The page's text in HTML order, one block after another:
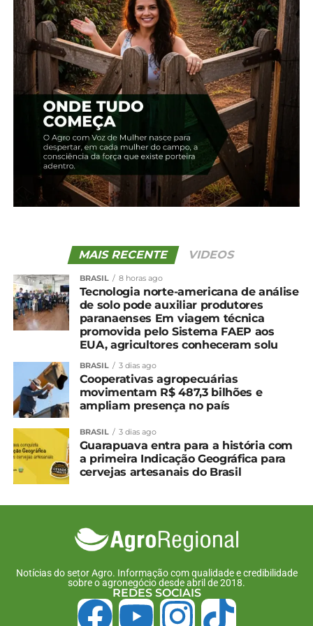
Relacionado
Colheita do trigo começa
a ganhar ritmo no PR,
mas qualidade preocupa
3 de setembro, 2024
Em "Paraná"
Trigo: Negócios seguem
lentos nesta entressafra
23 de abril, 2024
Em "Brasil"
TRIGO: NEGÓCIOS
SEGUEM LENTOS NO
SPOT NACIONAL
16 de janeiro, 2024
Em "Brasil"
TÓPICOS RELACIONADOS:
fertilizantes
NÃO PERCA
Feijão: Em recuperação, preços são os
maiores em 9 meses
MAIS RECENTE VIDEOS
BRASIL 8 horas ago
Tecnologia norte-americana de análise
de solo pode auxiliar produtores
paranaenses Em viagem técnica
promovida pelo Sistema FAEP aos
EUA, agricultores conheceram solu
BRASIL 3 dias ago
Cooperativas agropecuárias
movimentam R$ 487,3 bilhões e
ampliam presença no país
BRASIL 3 dias ago
Guarapuava entra para a história com
a primeira Indicação Geográfica para
cervejas artesanais do Brasil
Notícias do setor Agro. Informação com qualidade e credibilidade
sobre o agronegócio desde abril de 2018.
REDES SOCIAIS